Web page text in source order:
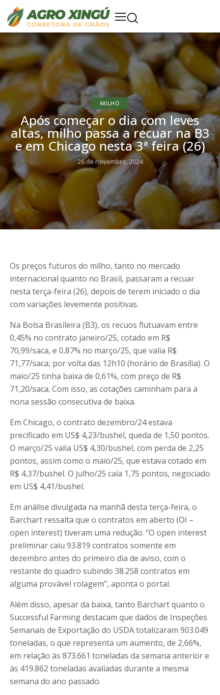
MILHO
Após começar o dia com leves
altas, milho passa a recuar na B3
e em Chicago nesta 3ª feira (26)
26 de novembro, 2024
Os preços futuros do milho, tanto no mercado
internacional quanto no Brasil, passaram a recuar
nesta terça-feira (26), depois de terem iniciado o dia
com variações levemente positivas.
Na Bolsa Brasileira (B3), os recuos flutuavam entre
0,45% no contrato janeiro/25, cotado em R$
70,99/saca, e 0,87% no março/25, que valia R$
71,77/saca, por volta das 12h10 (horário de Brasília). O
maio/25 tinha baixa de 0,61%, com preço de R$
71,20/saca. Com isso, as cotações caminham para a
nona sessão consecutiva de baixa.
Em Chicago, o contrato dezembro/24 estava
precificado em US$ 4,23/bushel, queda de 1,50 pontos.
O março/25 valia US$ 4,30/bushel, com perda de 2,25
pontos, assim como o maio/25, que estava cotado em
R$ 4,37/bushel. O julho/25 caía 1,75 pontos, negociado
em US$ 4,41/bushel.
Em análise divulgada na manhã desta terça-feira, o
Barchart ressalta que o contratos em aberto (OI –
open interest) tiveram uma redução. “O open interest
preliminar caiu 93.819 contratos somente em
dezembro antes do primeiro dia de aviso, com o
restante do quadro subindo 38.258 contratos em
alguma provável rolagem”, aponta o portal.
Além disso, apesar da baixa, tanto Barchart quanto o
Successful Farming destacam que dados de Inspeções
Semanais de Exportação do USDA totalizaram 903.049
toneladas, o que representa um aumento, de 2,66%,
em relação às 873.661 toneladas da semana anterior e
às 419.862 toneladas avaliadas durante a mesma
semana do ano passado.